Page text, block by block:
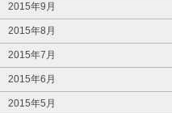
2015年9月
2015年8月
2015年7月
2015年6月
2015年5月